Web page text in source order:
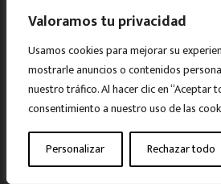
Valoramos tu privacidad
Usamos cookies para mejorar su
mostrarle anuncios o contenidos
nuestro tráfico. Al hacer clic en “Aceptar
consentimiento a nuestro uso de las
Personalizar Rechazar todo
© Muebles Gascón 2024.
reservados.
Aviso legal